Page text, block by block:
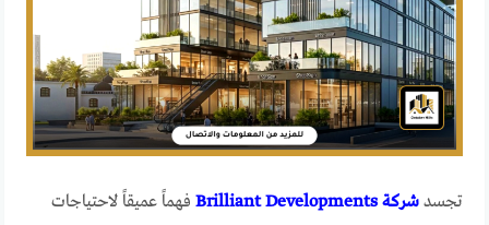
تجسدشركة Brilliant Developments
فهماً عميقاً لاحتياجات